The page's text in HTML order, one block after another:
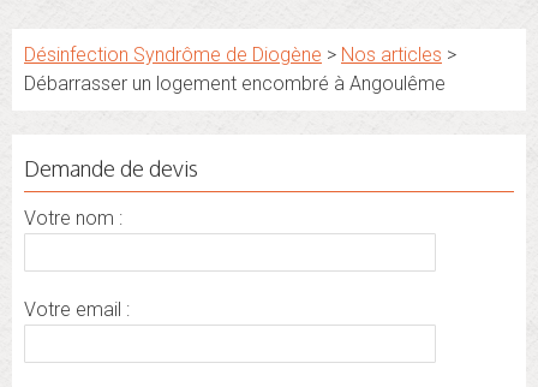
Désinfection Syndrôme de Diogène > Nos articles >
Débarrasser un logement encombré à Angoulême
Demande de devis
Votre nom :
Votre email :